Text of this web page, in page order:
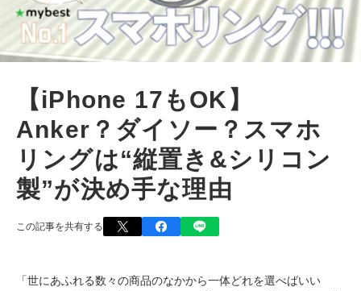
【iPhone 17もOK】
Anker？ダイソー？スマホ
リングは“縦置き&シリコン
製”が決め手な理由
この記事を共有する
「世にあふれる数々の商品のなかから一体どれを選べばいい